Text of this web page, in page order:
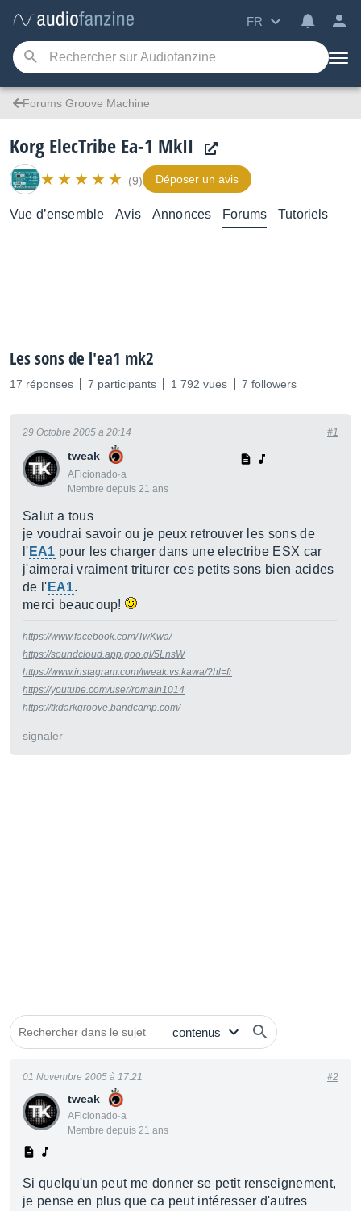
FR
Forums Groove Machine
Korg ElecTribe Ea-1 MkII
(9) Déposer un avis
Vue d’ensemble Avis Annonces Forums Tutoriels
Les sons de l'ea1 mk2
17 réponses 7 participants 1 792 vues 7 followers
tweak
AFicionado·a
Membre depuis 21 ans
29 Octobre 2005 à 20:14 #1
Salut a tous
je voudrai savoir ou je peux retrouver les sons de
l' EA1 pour les charger dans une electribe ESX car
j'aimerai vraiment triturer ces petits sons bien acides
de l' EA1.
merci beaucoup!
https://www.facebook.com/TwKwa/
https://soundcloud.app.goo.gl/5LnsW
https://www.instagram.com/tweak.vs.kawa/?hl=fr
https://youtube.com/user/romain1014
https://tkdarkgroove.bandcamp.com/
signaler
tweak
AFicionado·a
Membre depuis 21 ans
01 Novembre 2005 à 17:21 #2
Si quelqu'un peut me donner se petit renseignement,
je pense en plus que ca peut intéresser d'autres